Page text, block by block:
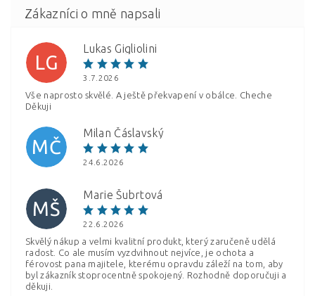
Vložením hodnocení souhlasíte s
LG
Lukas Gigliolini
3.7.2026
Vše naprosto skvělé. A ještě překvapení v obálce. Cheche
Děkuji
MČ
Milan Čáslavský
24.6.2026
MŠ
Marie Šubrtová
22.6.2026
Skvělý nákup a velmi kvalitní produkt, který zaručeně udělá
radost. Co ale musím vyzdvihnout nejvíce, je ochota a
férovost pana majitele, kterému opravdu záleží na tom, aby
byl zákazník stoprocentně spokojený. Rozhodně doporučuji a
děkuji.